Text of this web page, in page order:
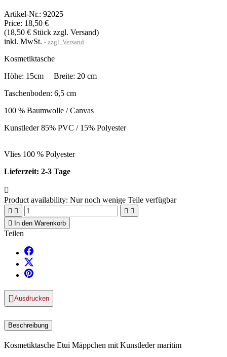
Artikel-Nr.: 92025
Price: 18,50 €
(18,50 € Stück zzgl. Versand)
inkl. MwSt.
zzgl. Versand
Kosmetiktasche
Höhe: 15cm Breite: 20 cm
Taschenboden: 6,5 cm
100 % Baumwolle / Canvas
Kunstleder 85% PVC / 15% Polyester
Vlies 100 % Polyester
Lieferzeit: 2-3 Tage

Product availability: Nur noch wenige Teile verfügbar
   

In den Warenkorb
Teilen
Ausdrucken
Beschreibung
Kosmetiktasche Etui Mäppchen mit Kunstleder maritim